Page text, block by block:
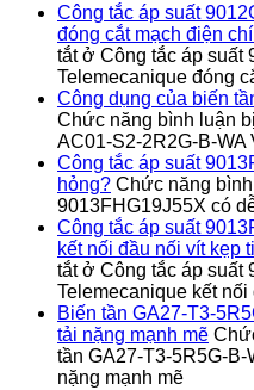
Công tắc áp suất
đóng cắt mạch điện
tắtở Công tắc áp suất
Telemecanique đóng
Công dụng của biến
Chức năng bình luận
AC01-S2-2R2G-B-WA
Công tắc áp suất
hỏng? Chức năng
9013FHG19J55X có
Công tắc áp suất
kết nối đầu nối vít kẹp
tắtở Công tắc áp suất
Telemecanique kết
Biến tần GA27-T3-
tải nặng mạnh mẽ
tần GA27-T3-5R5G-
nặng mạnh mẽ